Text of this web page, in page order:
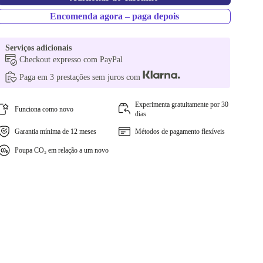
Encomenda agora – paga depois
Serviços adicionais
Checkout expresso com PayPal
Paga em 3 prestações sem juros com
Funciona como novo
Experimenta gratuitamente por 30
dias
Garantia mínima de 12 meses Métodos de pagamento flexíveis
Poupa CO₂ em relação a um novo